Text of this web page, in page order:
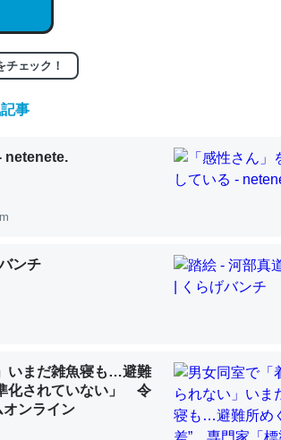
英語小説100ページ分くらい。小説でいう「ず
記憶というには多い分量。進化すればするほど
題＝「昆虫はなぜ海にいないのか」に関する新仮説
も不足してて両方に不利だから両方が拮抗し
類（カブトガニ・ウミグモ）はカルシウムを使
チェック！
事
netenete.
ンチ
いまだ雑魚寝も…避難
化されていない」 令
ンライン